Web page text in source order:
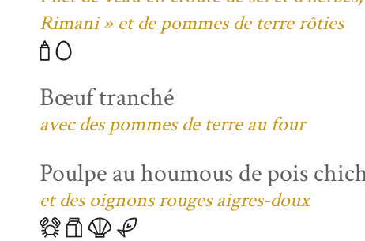
Rimani » et de pommes de terre rôties
Bœuf tranché
avec des pommes de terre au four
Poulpe au houmous de pois
et des oignons rouges aigres-doux